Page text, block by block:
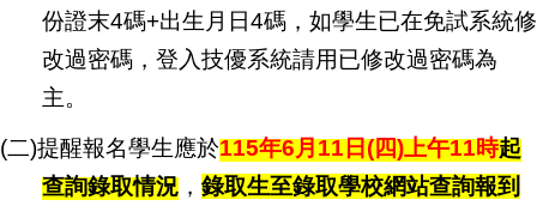
份證末4碼+出生月日4碼，如學生已在免試系統修
改過密碼，登入技優系統請用已修改過密碼為
主。
(二)提醒報名學生應於115年6月11日(四)上午11時起
查詢錄取情況 ， 錄取生至錄取學校網站查詢報到